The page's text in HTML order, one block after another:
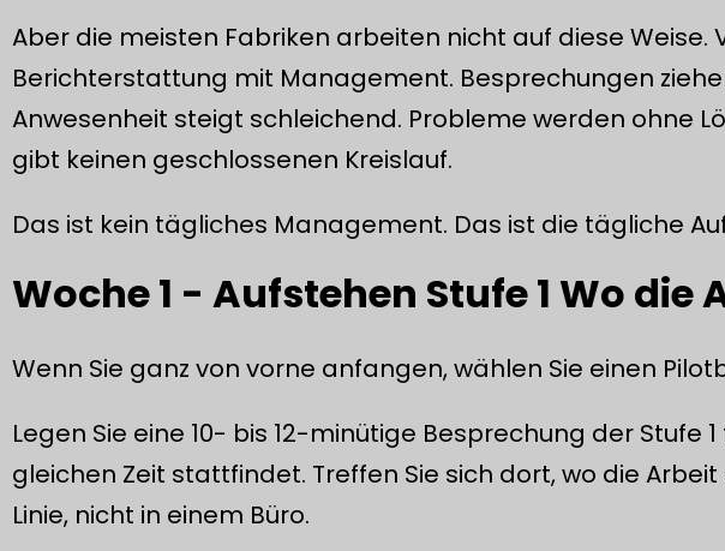
Aber die meisten Fabriken arbeiten nicht auf diese Weise.
Berichterstattung mit Management. Besprechungen
Anwesenheit steigt schleichend. Probleme werden ohne
gibt keinen geschlossenen Kreislauf.
Das ist kein tägliches Management. Das ist die tägliche
Woche 1 - Aufstehen Stufe 1 Wo
Wenn Sie ganz von vorne anfangen, wählen Sie einen
Legen Sie eine 10- bis 12-minütige Besprechung der Stufe
gleichen Zeit stattfindet. Treffen Sie sich dort, wo die
Linie, nicht in einem Büro.